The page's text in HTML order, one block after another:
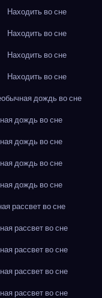
Находить во сне
Находить во сне
Находить во сне
Находить во сне
дождь во сне
дождь во сне
дождь во сне
дождь во сне
дождь во сне
рассвет во сне
рассвет во сне
рассвет во сне
рассвет во сне
рассвет во сне